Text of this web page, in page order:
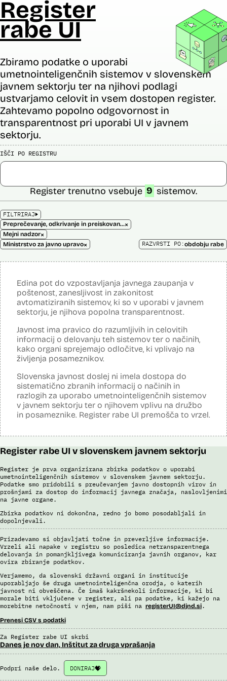
Register
rabe UI
Zbiramo podatke o uporabi
umetnointeligenčnih sistemov v slovenskem
javnem sektorju ter na njihovi podlagi
ustvarjamo celovit in vsem dostopen register.
Zahtevamo popolno odgovornost in
transparentnost pri uporabi UI v javnem
sektorju.
IŠČI PO REGISTRU
FILTRIRAJ
Preprečevanje, odkrivanje in preiskovanje kaznivih dejanj×
Mejni nadzor×
Ministrstvo za javno upravo×
Register trenutno vsebuje 9 sistemov.
RAZVRSTI PO:obdobju rabe
Edina pot do vzpostavljanja javnega zaupanja v
poštenost, zanesljivost in zakonitost
avtomatiziranih sistemov, ki so v uporabi v javnem
sektorju, je njihova popolna transparentnost.
Javnost ima pravico do razumljivih in celovitih
informacij o delovanju teh sistemov ter o načinih,
kako organi sprejemajo odločitve, ki vplivajo na
življenja posameznikov.
Slovenska javnost doslej ni imela dostopa do
sistematično zbranih informacij o načinih in
razlogih za uporabo umetnointeligenčnih sistemov
v javnem sektorju ter o njihovem vplivu na družbo
in posameznike. Register rabe UI premošča to vrzel.
Register rabe UI v slovenskem javnem sektorju
Register je prva organizirana zbirka podatkov o uporabi
umetnointeligenčnih sistemov v slovenskem javnem sektorju.
Podatke smo pridobili s preučevanjem javno dostopnih virov in
prošnjami za dostop do informacij javnega značaja, naslovljenimi
na javne organe.
Zbirka podatkov ni dokončna, redno jo bomo posodabljali in
dopolnjevali.
Prizadevamo si objavljati točne in preverljive informacije.
Vrzeli ali napake v registru so posledica netransparentnega
delovanja in pomanjkljivega komuniciranja javnih organov, kar
ovira zbiranje podatkov.
Verjamemo, da slovenski državni organi in institucije
uporabljajo še druga umetnointeligenčna orodja, o katerih
javnost ni obveščena. Če imaš kakršnekoli informacije, ki bi
morale biti vključene v register, ali pa podatke, ki kažejo na
morebitne netočnosti v njem, nam piši na registerUI@djnd.si.
Prenesi CSV s podatki
Za Register rabe UI skrbi
Danes je nov dan, Inštitut za druga vprašanja
Podpri naše delo. DONIRAJ